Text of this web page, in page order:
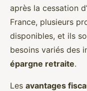
après la cessation
France, plusieurs
disponibles, et ils
besoins variés des
épargne retraite.
Les avantages